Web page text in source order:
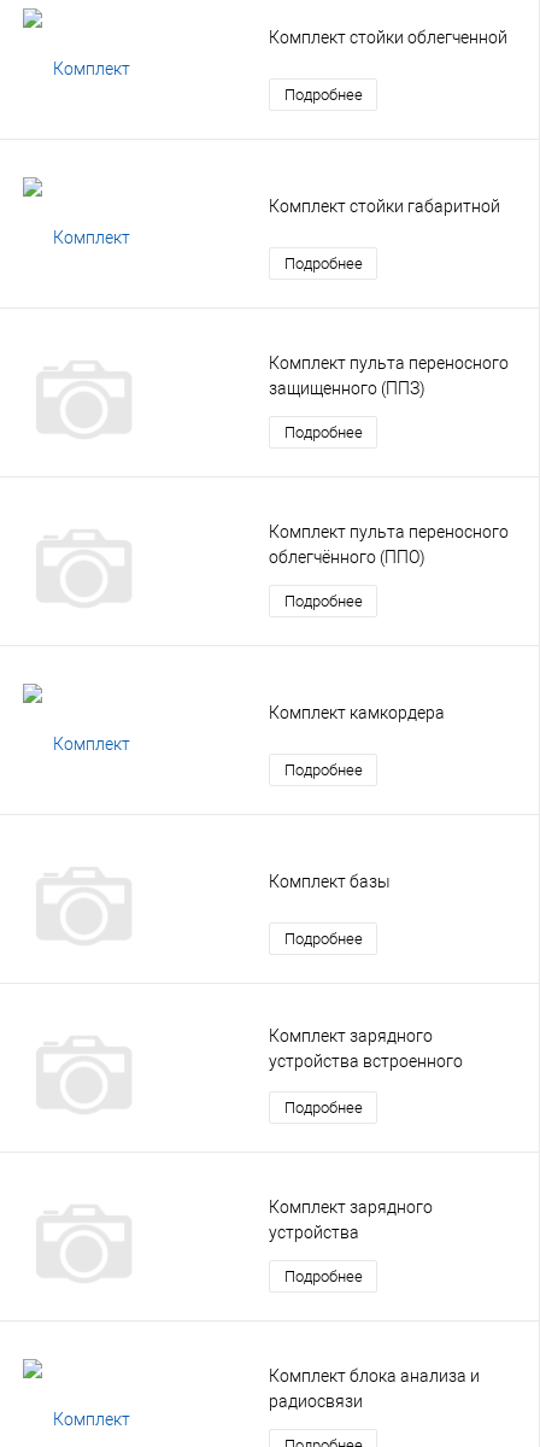
Комплект стойки облегченной
Подробнее
Комплект стойки габаритной
Подробнее
Комплект пульта переносного
защищенного (ППЗ)
Подробнее
Комплект пульта переносного
облегчённого (ППО)
Подробнее
Комплект камкордера
Подробнее
Комплект базы
Подробнее
Комплект зарядного
устройства встроенного
Подробнее
Комплект зарядного
устройства
Подробнее
Комплект блока анализа и
радиосвязи